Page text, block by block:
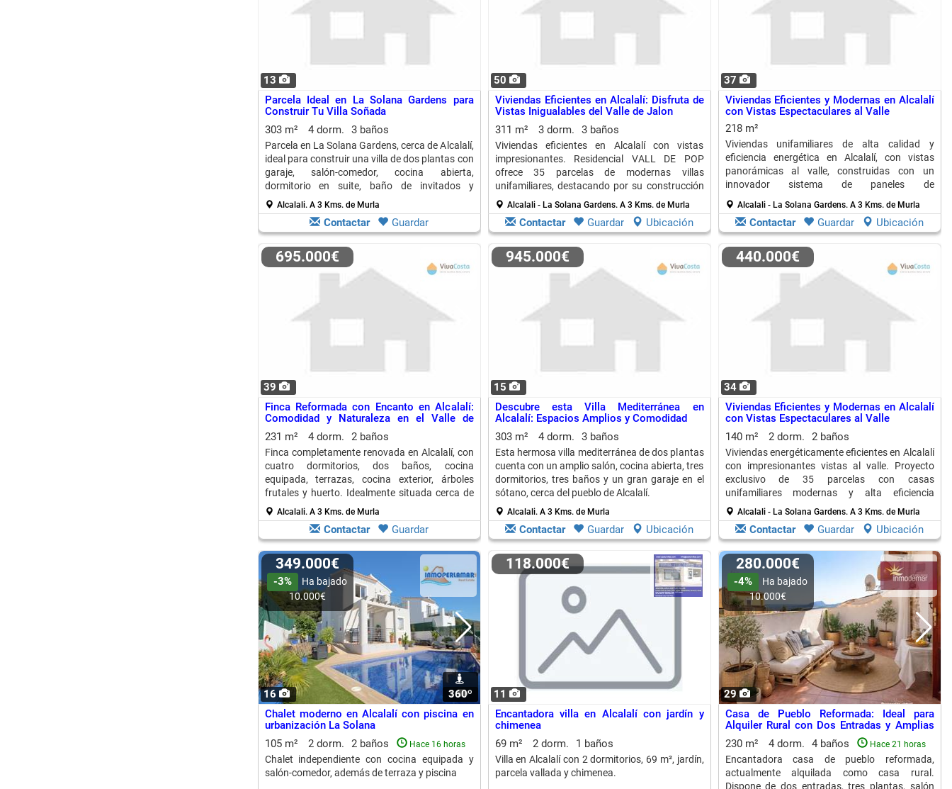
13
Parcela Ideal en La Solana Gardens para
Construir Tu Villa Soñada
303 m²
4 dorm. 3 baños
Parcela en La Solana Gardens, cerca de Alcalalí,
ideal para construir una villa de dos plantas con
garaje, salón-comedor, cocina abierta,
dormitorio en suite, baño de invitados y
lavadero.
Alcalali. A 3 Kms. de Murla
Contactar Guardar
50
Viviendas Eficientes en Alcalalí: Disfruta de
Vistas Inigualables del Valle de Jalon
311 m²
3 dorm. 3 baños
Viviendas eficientes en Alcalalí con vistas
impresionantes. Residencial VALL DE POP
ofrece 35 parcelas de modernas villas
unifamiliares, destacando por su construcción
avanzada y alta eficiencia energética.
Alcalali - La Solana Gardens. A 3 Kms. de Murla
Contactar Guardar Ubicación
37
Viviendas Eficientes y Modernas en Alcalalí
con Vistas Espectaculares al Valle
218 m²
Viviendas unifamiliares de alta calidad y
eficiencia energética en Alcalalí, con vistas
panorámicas al valle, construidas con un
innovador sistema de paneles de
microconcreto.
Alcalali - La Solana Gardens. A 3 Kms. de Murla
Contactar Guardar Ubicación
39
695.000€
Finca Reformada con Encanto en Alcalalí:
Comodidad y Naturaleza en el Valle de
Jalon
231 m² 4 dorm. 2 baños
Finca completamente renovada en Alcalalí, con
cuatro dormitorios, dos baños, cocina
equipada, terrazas, cocina exterior, árboles
frutales y huerto. Idealmente situada cerca de
comercios y restaurantes.
Alcalali. A 3 Kms. de Murla
Contactar Guardar
15
945.000€
Descubre esta Villa Mediterránea en
Alcalalí: Espacios Amplios y Comodidad
303 m²
4 dorm. 3 baños
Esta hermosa villa mediterránea de dos plantas
cuenta con un amplio salón, cocina abierta, tres
dormitorios, tres baños y un gran garaje en el
sótano, cerca del pueblo de Alcalalí.
Alcalali. A 3 Kms. de Murla
Contactar Guardar Ubicación
34
440.000€
Viviendas Eficientes y Modernas en Alcalalí
con Vistas Espectaculares al Valle
140 m²
2 dorm. 2 baños
Viviendas energéticamente eficientes en Alcalalí
con impresionantes vistas al valle. Proyecto
exclusivo de 35 parcelas con casas
unifamiliares modernas y alta eficiencia
térmica.
Alcalali - La Solana Gardens. A 3 Kms. de Murla
Contactar Guardar Ubicación
16 1
360º
349.000€
-3%
Ha bajado
10.000€
Chalet moderno en Alcalalí con piscina en
urbanización La Solana
105 m²
2 dorm. 2 baños Hace 16 horas
Chalet independiente con cocina equipada y
salón-comedor, además de terraza y piscina
11
118.000€
Encantadora villa en Alcalalí con jardín y
chimenea
69 m²
2 dorm. 1 baños
Villa en Alcalalí con 2 dormitorios, 69 m², jardín,
parcela vallada y chimenea.
29
280.000€
-4%
Ha bajado
10.000€
Casa de Pueblo Reformada: Ideal para
Alquiler Rural con Dos Entradas y Amplias
Estancias
230 m² 4 dorm. 4 baños Hace 21 horas
Encantadora casa de pueblo reformada,
actualmente alquilada como casa rural.
Dispone de dos entradas, tres plantas, salón